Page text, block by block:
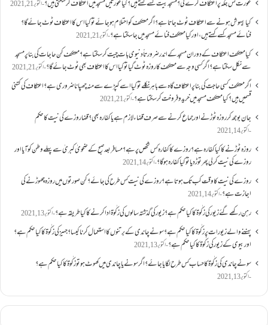
عورت کس جگہ پر اعتکاف کرے گی؟مسجد بیت کسے کہتے ہیں؟کیا عورتیں مسجد میں اعتکاف کر سکتی ہیں؟ اکتوبر 21, 2021
کیا بیہوش ہونے سے اعتکاف ٹوٹ جاتا ہے؟ اگر معتکف کو احتلام ہو جائے تو کیا اس کا اعتکاف ٹوٹ جائے گا؟
فنائے مسجد کسے کہتے ہیں ، اور کیا معتکف فنائے مسجد میں جا سکتا ہے؟ اکتوبر 21, 2021
کیا معتکف اعتکاف کے دوران مسجد کے اندر ضرورتاً دنیوی بات چیت کر سکتا ہے؟معتکف کن حاجات کی بنا پر مسجد
سے نکل سکتا ہے؟ اگر کسی وجہ سے معتکف کا روزہ ٹوٹ گیا تو کیا اس کا اعتکاف بھی ٹوٹ جائے گا؟ اکتوبر 21, 2021
اگر معتکف کسی حاجت کی بنا پر اعتکاف گاہ سے باہر نکلے تو کیا اسے کپڑے سے منہ چھپانا ضروری ہے؟اعتکاف کی کتنی
قسمیں ہیں؟کیا معتکف مسجد میں خرید و فروخت کر سکتا ہے؟ اکتوبر 21, 2021
جان بوجھ کر روزہ ٹوڑنے اور جماع کرنے سے صرف قضاء لازم ہے یا کفارہ بھی؟ قضا روزے کی نیت کا حکم
اکتوبر 14, 2021
روزہ ٹوڑنے کا کیا کفارہ ہے؟روزے کا کفارہ کس شخص پر ہے؟ مسافر بعد صبح کے ضحویٰ کبریٰ سے پہلے وطن کو آیا اور
روزے کی نیت کر لی پھر توڑ دیا تو کیا کفارہ ہو گا؟ اکتوبر 14, 2021
روزے کی نیت کا وقت کب تک ہوتا ہے؟ روزے کی نیت کس طرح کی جائے؟ کن صورتوں میں روزہ چھوڑنے کی
اجازت ہے؟ اکتوبر 14, 2021
رہن رکھے گئے زیور کی زکٰوۃ کا کیا حکم ہے؟زیور کی گذشتہ سالوں کی زکٰوۃ ادا کرنے کا کیا طریقہ ہے؟ اکتوبر 13, 2021
پہننے والے زیورات پر زکٰوۃ کا کیا حکم ہے؟ سونے چاندی کے برتنوں کا استعمال کرنا کیسا؟ جہیز کی زکٰوۃ کا کیا حکم ہے؟
اور بیوی کے زیور کی زکٰوۃ کا کیا حکم ہے؟ اکتوبر 13, 2021
سونے چاندی کی زکٰوۃ کا حساب کس طرح لگایا جائے؟ اگر سونے یا چاندی میں کھوٹ ہو تو زکٰوۃ کا کیا حکم ہے؟
اکتوبر 13, 2021